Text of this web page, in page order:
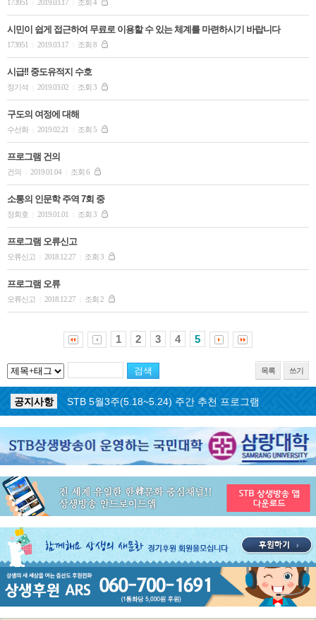
173951 2019.03.17 조회 4
시민이 쉽게 접근하여 무료로 이용할 수 있는 체계를 마련하시기 바랍니다
173951 2019.03.17 조회 8
시급!! 중도유적지 수호
정기석 2019.03.02 조회 3
구도의 여정에 대해
수선화 2019.02.21 조회 5
프로그램 건의
건의 2019.01.04 조회 6
소통의 인문학 주역 7회 중
정회호 2019.01.01 조회 3
프로그램 오류신고
오류신고 2018.12.27 조회 3
프로그램 오류
오류신고 2018.12.27 조회 2
1 2 3 4 5
목록 쓰기
공지사항 ON AIR 서비스 장애 복구 안내
공지사항
STB 5월4주(5.25~5.31) 주간 추천 프로그램
공지사항
STB 5월3주(5.18~5.24) 주간 추천 프로그램
공지사항
STB 4월마지막주(4.27~5.3) 주간 추천 프로그램
STB 4월4주(4.20~4.26) 주간 추천 프로그램
공지사항
STB 4월2주(4.6~4.12) 주간 추천 프로그램
공지사항
STB 4월1주(3.30~4.5) 주간 추천 프로그램
공지사항
STB 3월4주(3.23~3.29) 주간 추천 프로그램